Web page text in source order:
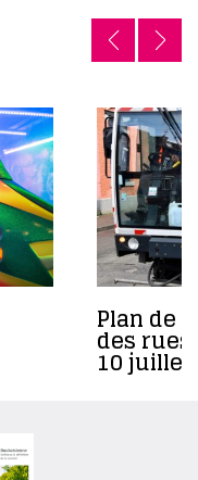
Plan de
des
10 juillet